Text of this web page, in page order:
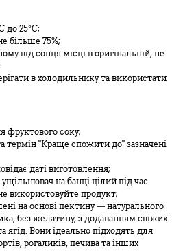
до 25°C;
більше 75%;
від сонця місці в оригінальній, не
в холодильнику та використати
фруктового соку;
термін "Краще спожити до" зазначені
даті виготовлення;
на банці цілий під час
використовуйте продукт;
на основі пектину — натурального
без желатину, з додаванням свіжих
ягід. Вони ідеально підходять для
рогаликів, печива та інших